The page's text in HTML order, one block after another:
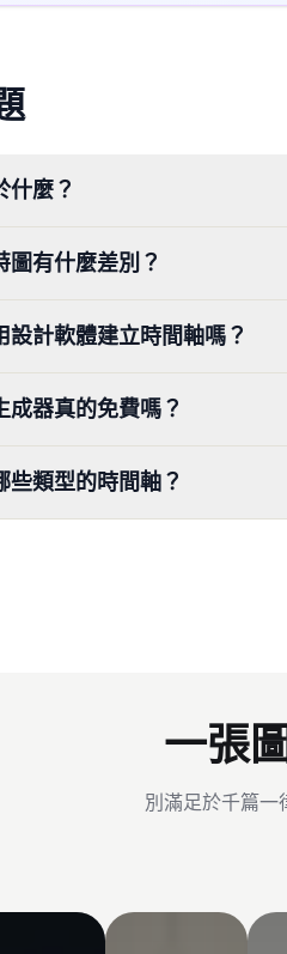
什麼？
圖有什麼差別？
設計軟體建立時間軸嗎？
成器真的免費嗎？
些類型的時間軸？
一張
別滿足於千篇一